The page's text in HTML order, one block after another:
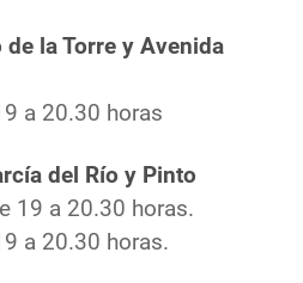
la Torre y Avenida
a 20.30 horas
del Río y Pinto
19 a 20.30 horas.
a 20.30 horas.